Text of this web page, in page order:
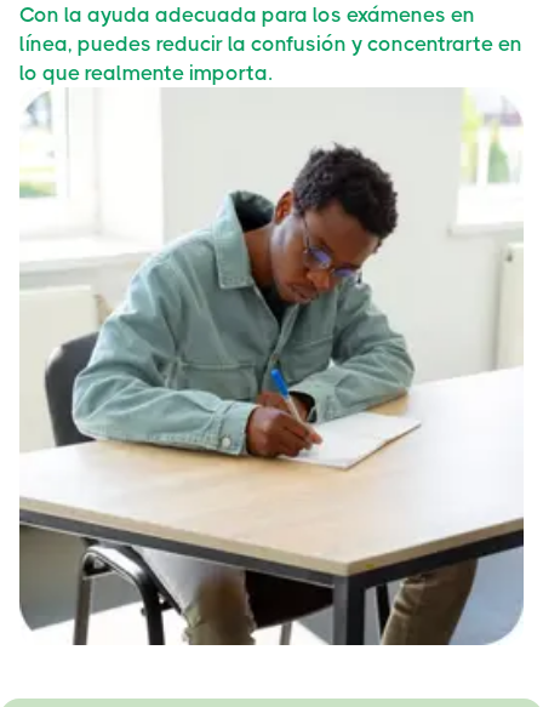
Con la ayuda adecuada para los exámenes en
línea, puedes reducir la confusión y concentrarte en
lo que realmente importa.